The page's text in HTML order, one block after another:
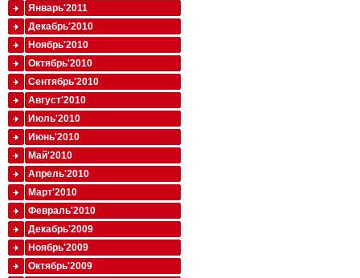
Январь'2011
Декабрь'2010
Ноябрь'2010
Октябрь'2010
Сентябрь'2010
Август'2010
Июль'2010
Июнь'2010
Май'2010
Апрель'2010
Март'2010
Февраль'2010
Декабрь'2009
Ноябрь'2009
Октябрь'2009